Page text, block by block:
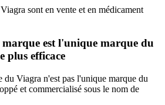
sont en vente et en médicament
marque est l'unique marque du
plus efficace
du Viagra n'est pas l'unique marque du
et commercialisé sous le nom de